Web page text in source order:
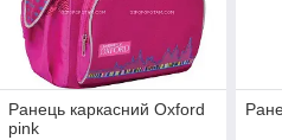
Ранець каркасний Oxford
pink